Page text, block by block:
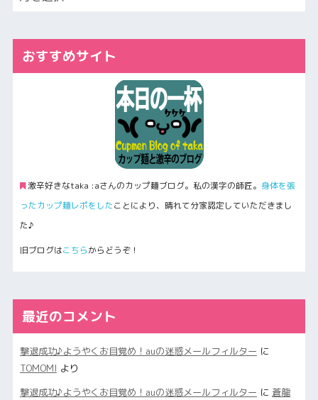
おすすめサイト
激辛好きなtaka :aさんのカップ麺ブログ。私の漢字の師匠。 身体を張
ったカップ麺レポをしたことにより、晴れて分家認定していただきまし
た♪
旧ブログはこちらからどうぞ！
最近のコメント
撃退成功♪ようやくお目覚め！auの迷惑メールフィルター に
TOMOMI より
撃退成功♪ようやくお目覚め！auの迷惑メールフィルター に 蒼龍